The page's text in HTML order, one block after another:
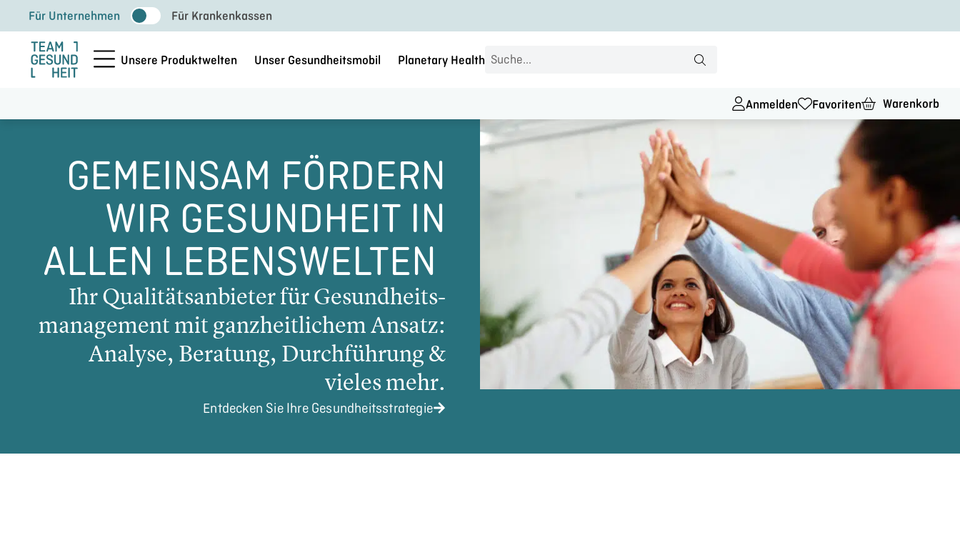
Inhalt
springen
Für Unternehmen Für Krankenkassen
Unsere Produktwelten Unser Gesundheitsmobil Planetary Health Search
Anmelden Favoriten Warenkorb
GEMEINSAM FÖRDERN
WIR GESUNDHEIT IN
ALLEN LEBENSWELTEN
Ihr Quali­täts­an­bie­ter für Gesundheits­
management mit ganzheit­li­chem Ansatz:
Analyse, Beratung, Durch­füh­rung &
vieles mehr.
Entdecken Sie Ihre Gesund­heits­stra­te­gie